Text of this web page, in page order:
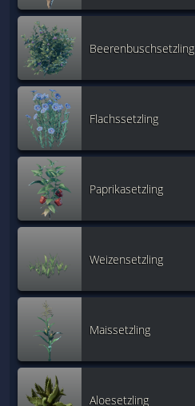
Beerenbuschsetzling
Flachssetzling
Paprikasetzling
Weizensetzling
Maissetzling
Aloesetzling